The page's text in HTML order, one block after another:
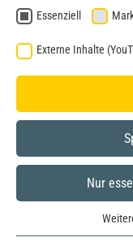
Essenziell
Externe Inhalte
Nur